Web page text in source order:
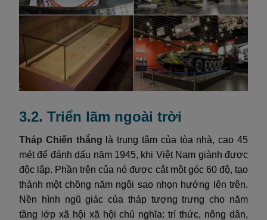
3.2. Triển lãm ngoài trời
Tháp Chiến thắng là trung tâm của tòa nhà, cao 45
mét để đánh dấu năm 1945, khi Việt Nam giành được
độc lập. Phần trên của nó được cắt một góc 60 độ, tạo
thành một chồng năm ngôi sao nhọn hướng lên trên.
Nền hình ngũ giác của tháp tượng trưng cho năm
tầng lớp xã hội xã hội chủ nghĩa: trí thức, nông dân,